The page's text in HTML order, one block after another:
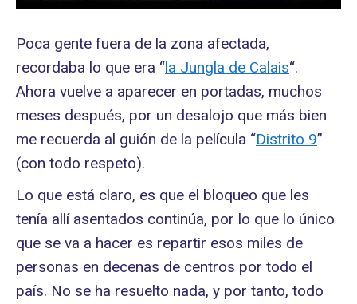
Poca gente fuera de la zona afectada,
recordaba lo que era “la Jungla de Calais“.
Ahora vuelve a aparecer en portadas, muchos
meses después, por un desalojo que más bien
me recuerda al guión de la película “Distrito 9”
(con todo respeto).
Lo que está claro, es que el bloqueo que les
tenía allí asentados continúa, por lo que lo único
que se va a hacer es repartir esos miles de
personas en decenas de centros por todo el
país. No se ha resuelto nada, y por tanto, todo